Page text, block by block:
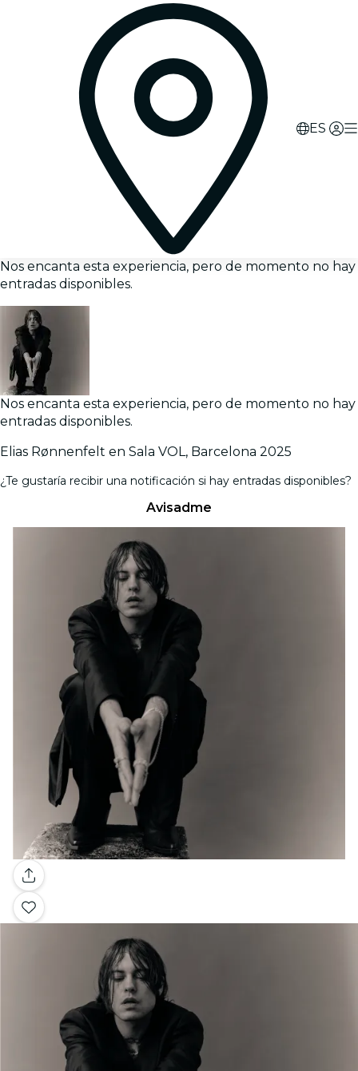
ES
Nos encanta esta experiencia, pero de momento no hay
entradas disponibles.
Nos encanta esta experiencia, pero de momento no hay
entradas disponibles.
Elias Rønnenfelt en Sala VOL, Barcelona 2025
¿Te gustaría recibir una notificación si hay entradas disponibles?
Avisadme